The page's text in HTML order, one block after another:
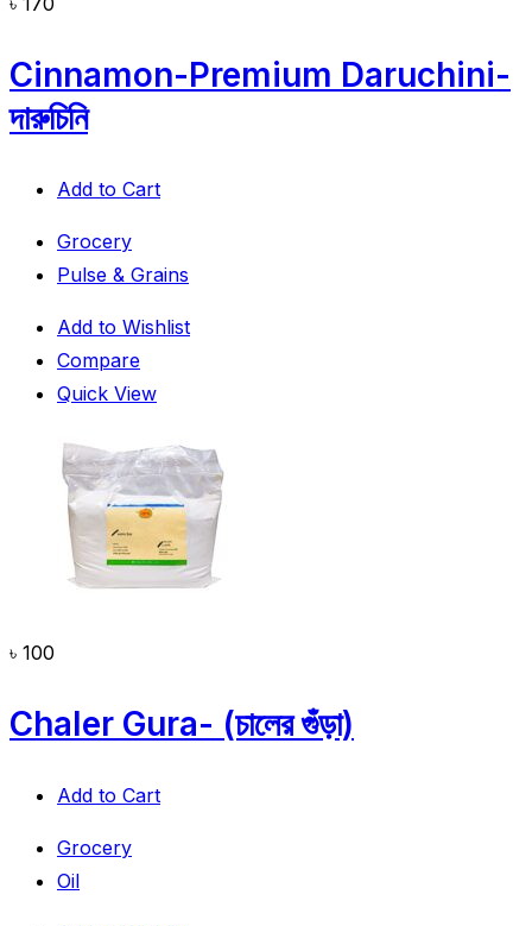
Cinnamon-Premium Daruchini-
দারুচিনি
Add to Cart
Grocery
Pulse & Grains
Add to Wishlist
Compare
Quick View
৳ 100
Chaler Gura- (চালের গুঁড়া)
Add to Cart
Grocery
Oil